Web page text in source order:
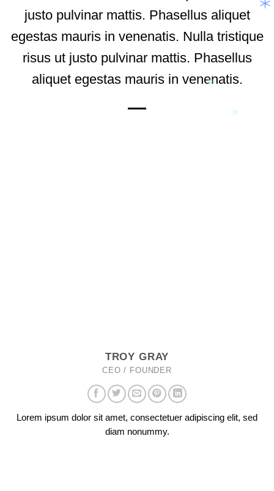
justo pulvinar mattis. Phasellus aliquet
egestas mauris in venenatis. Nulla tristique
risus ut justo pulvinar mattis. Phasellus
aliquet egestas mauris in venenatis.
TROY GRAY
CEO / FOUNDER
Lorem ipsum dolor sit amet, consectetuer adipiscing elit, sed
diam nonummy.